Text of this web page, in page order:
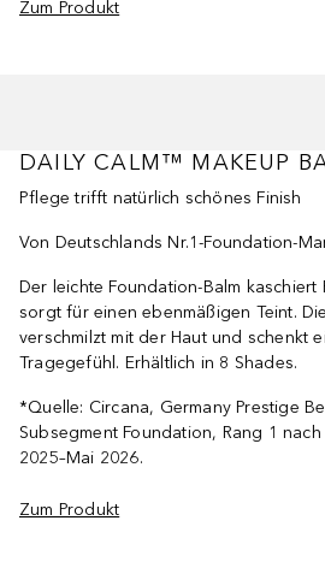
Zum Produkt
DAILY CALM™ MAKEUP
Pflege trifft natürlich schönes Finish
Von Deutschlands Nr.1-Foundation-
Der leichte Foundation-Balm
sorgt für einen ebenmäßigen Teint.
verschmilzt mit der Haut und schenkt
Tragegefühl. Erhältlich in 8 Shades.
*Quelle: Circana, Germany Prestige
Subsegment Foundation, Rang 1
2025–Mai 2026.
Zum Produkt